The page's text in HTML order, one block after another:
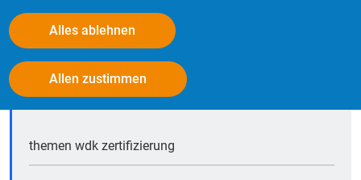
Alles ablehnen
Allen zustimmen
Startseite